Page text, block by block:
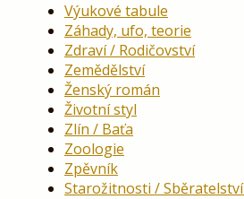
Výukové tabule
Záhady, ufo, teorie
Zdraví / Rodičovství
Zemědělství
Ženský román
Životní styl
Zlín / Baťa
Zoologie
Zpěvník
Starožitnosti / Sběratelství